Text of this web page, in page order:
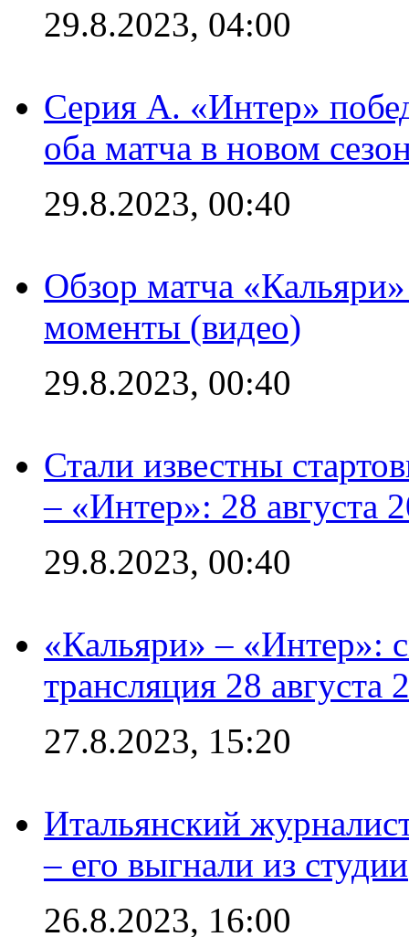
29.8.2023, 04:00
Серия А. «Интер»
оба матча в новом
29.8.2023, 00:40
Обзор матча
моменты (видео)
29.8.2023, 00:40
Стали известны
– «Интер»: 28 августа
29.8.2023, 00:40
«Кальяри» – «Интер»:
трансляция 28 августа
27.8.2023, 15:20
Итальянский
– его выгнали из студии
26.8.2023, 16:00